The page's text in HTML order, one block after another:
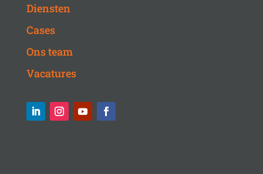
Diensten
Cases
Ons team
Vacatures